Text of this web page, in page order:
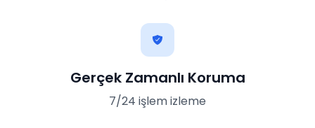
Gerçek Zamanlı Koruma
7/24 işlem izleme